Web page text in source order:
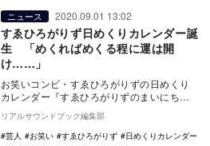
ニュース 2020.09.01 13:02
すゑひろがりず日めくりカレンダー誕
生 「めくればめくる程に運は開
け……」
お笑いコンビ・すゑひろがりずの日めくり
カレンダー『すゑひろがりずのまいにち
寿！！』が、10月16日にリベラル社より発
売される。 …
リアルサウンドブック編集部
芸人
お笑い すゑひろがりず
日めくりカレンダー